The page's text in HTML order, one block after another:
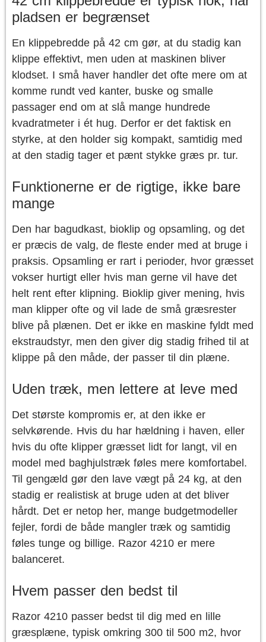
pladsen er begrænset
En klippebredde på 42 cm gør, at du stadig kan
klippe effektivt, men uden at maskinen bliver
klodset. I små haver handler det ofte mere om at
komme rundt ved kanter, buske og smalle
passager end om at slå mange hundrede
kvadratmeter i ét hug. Derfor er det faktisk en
styrke, at den holder sig kompakt, samtidig med
at den stadig tager et pænt stykke græs pr. tur.
Funktionerne er de rigtige, ikke bare
mange
Den har bagudkast, bioklip og opsamling, og det
er præcis de valg, de fleste ender med at bruge i
praksis. Opsamling er rart i perioder, hvor græsset
vokser hurtigt eller hvis man gerne vil have det
helt rent efter klipning. Bioklip giver mening, hvis
man klipper ofte og vil lade de små græsrester
blive på plænen. Det er ikke en maskine fyldt med
ekstraudstyr, men den giver dig stadig frihed til at
klippe på den måde, der passer til din plæne.
Uden træk, men lettere at leve med
Det største kompromis er, at den ikke er
selvkørende. Hvis du har hældning i haven, eller
hvis du ofte klipper græsset lidt for langt, vil en
model med baghjulstræk føles mere komfortabel.
Til gengæld gør den lave vægt på 24 kg, at den
stadig er realistisk at bruge uden at det bliver
hårdt. Det er netop her, mange budgetmodeller
fejler, fordi de både mangler træk og samtidig
føles tunge og billige. Razor 4210 er mere
balanceret.
Hvem passer den bedst til
Razor 4210 passer bedst til dig med en lille
græsplæne, typisk omkring 300 til 500 m2, hvor